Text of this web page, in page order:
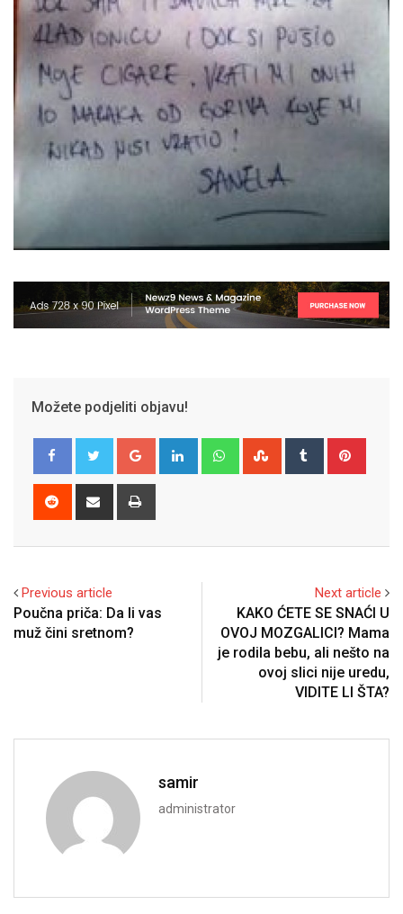
Možete podjeliti objavu!
Google+ LinkedIn WhatsappStumbleUpon
Tumblr
Reddit
Share
Previous article
Poučna priča: Da li vas
muž čini sretnom?
Next article
KAKO ĆETE SE SNAĆI U
OVOJ MOZGALICI? Mama
je rodila bebu, ali nešto na
ovoj slici nije uredu,
VIDITE LI ŠTA?
samir
administrator